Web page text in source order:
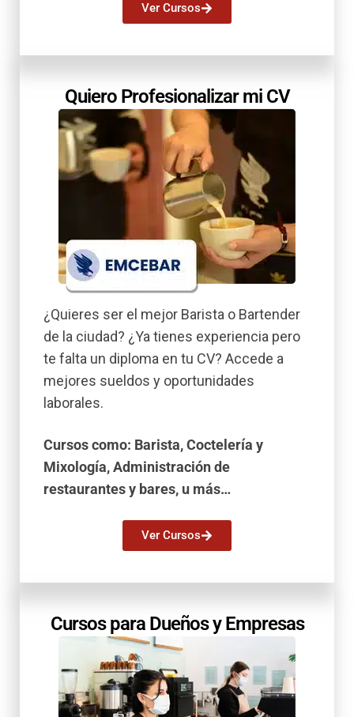
Ver Cursos
Quiero Profesionalizar mi CV
¿Quieres ser el mejor Barista o Bartender
de la ciudad? ¿Ya tienes experiencia pero
te falta un diploma en tu CV? Accede a
mejores sueldos y oportunidades
laborales.
Cursos como: Barista, Coctelería y
Mixología, Administración de
restaurantes y bares, u más…
Ver Cursos
Cursos para Dueños y Empresas